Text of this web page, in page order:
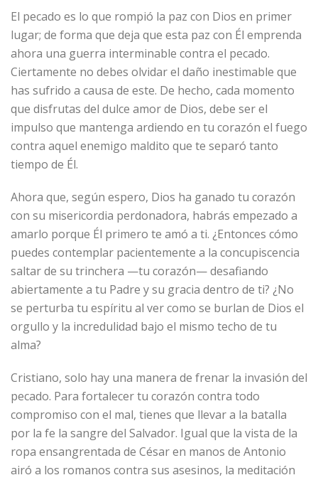
El pecado es lo que rompió la paz con Dios en primer
lugar; de forma que deja que esta paz con Él emprenda
ahora una guerra interminable contra el pecado.
Ciertamente no debes olvidar el daño inestimable que
has sufrido a causa de este. De hecho, cada momento
que disfrutas del dulce amor de Dios, debe ser el
impulso que mantenga ardiendo en tu corazón el fuego
contra aquel enemigo maldito que te separó tanto
tiempo de Él.
Ahora que, según espero, Dios ha ganado tu corazón
con su misericordia perdonadora, habrás empezado a
amarlo porque Él primero te amó a ti. ¿Entonces cómo
puedes contemplar pacientemente a la concupiscencia
saltar de su trinchera —tu corazón— desafiando
abiertamente a tu Padre y su gracia dentro de ti? ¿No
se perturba tu espíritu al ver como se burlan de Dios el
orgullo y la incredulidad bajo el mismo techo de tu
alma?
Cristiano, solo hay una manera de frenar la invasión del
pecado. Para fortalecer tu corazón contra todo
compromiso con el mal, tienes que llevar a la batalla
por la fe la sangre del Salvador. Igual que la vista de la
ropa ensangrentada de César en manos de Antonio
airó a los romanos contra sus asesinos, la meditación